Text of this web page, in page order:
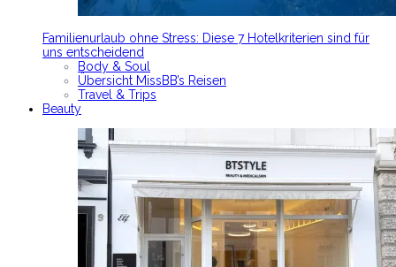
Familienurlaub ohne Stress: Diese 7 Hotelkriterien sind für
uns entscheidend
Body & Soul
Übersicht MissBB’s Reisen
Travel & Trips
Beauty